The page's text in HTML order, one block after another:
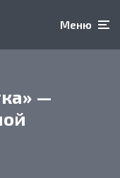
Меню
—